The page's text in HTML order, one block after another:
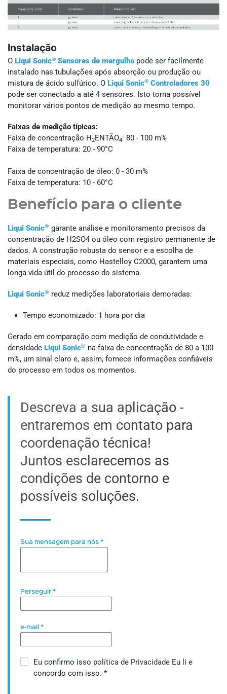
Instalação
O Liqui Sonic® Sensores de mergulho pode ser facilmente
instalado nas tubulações após absorção ou produção ou
mistura de ácido sulfúrico. O Liqui Sonic® Controladores 30
pode ser conectado a até 4 sensores. Isto torna possível
monitorar vários pontos de medição ao mesmo tempo.
Faixas de medição típicas:
Faixa de concentração H 2ENTÃO4: 80 - 100 m%
Faixa de temperatura: 20 - 90°C
Faixa de concentração de óleo: 0 - 30 m%
Faixa de temperatura: 10 - 60°C
Benefício para o cliente
Liqui Sonic® garante análise e monitoramento precisos da
concentração de H2SO4 ou óleo com registro permanente de
dados. A construção robusta do sensor e a escolha de
materiais especiais, como Hastelloy C2000, garantem uma
longa vida útil do processo do sistema.
Liqui Sonic® reduz medições laboratoriais demoradas:
Tempo economizado: 1 hora por dia
Gerado em comparação com medição de condutividade e
densidade Liqui Sonic® na faixa de concentração de 80 a 100
m%, um sinal claro e, assim, fornece informações confiáveis ​​
do processo em todos os momentos.
Descreva a sua aplicação -
entraremos em contato para
coordenação técnica!
Juntos esclarecemos as
condições de contorno e
possíveis soluções.
Sua mensagem para nós *
Perseguir *
e-mail *
Eu confirmo isso política de Privacidade Eu li e
concordo com isso. *